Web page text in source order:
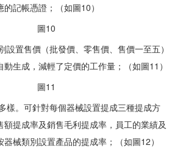
記帳憑證；（如圖10）
圖10
售價（批發價、零售價、售價一至五）
生成，減輕了定價的工作量；（如圖11）
圖11
。可針對每個器械設置提成三種提成方
提成率及銷售毛利提成率，員工的業績及
械類別設置產品的提成率；（如圖12）